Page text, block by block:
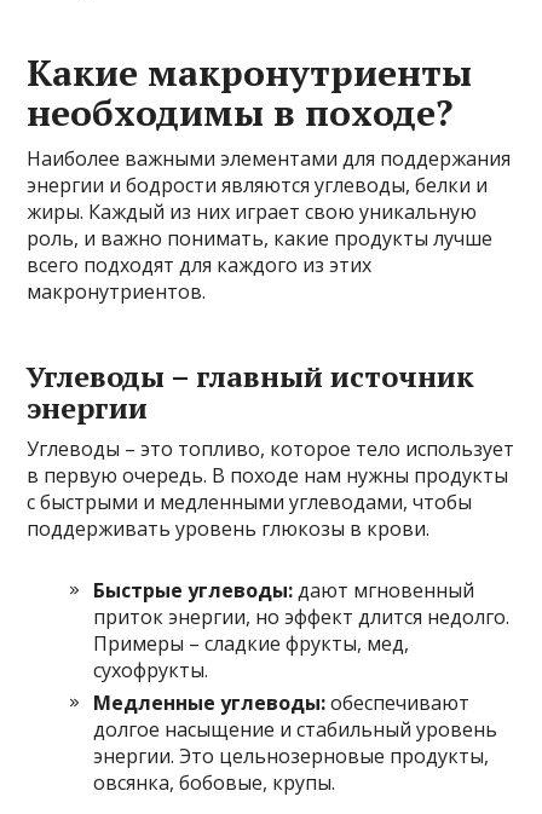
Какие макронутриенты
необходимы в походе?
Наиболее важными элементами для поддержания
энергии и бодрости являются углеводы, белки и
жиры. Каждый из них играет свою уникальную
роль, и важно понимать, какие продукты лучше
всего подходят для каждого из этих
макронутриентов.
Углеводы – главный источник
энергии
Углеводы – это топливо, которое тело использует
в первую очередь. В походе нам нужны продукты
с быстрыми и медленными углеводами, чтобы
поддерживать уровень глюкозы в крови.
Быстрые углеводы:дают мгновенный
приток энергии, но эффект длится недолго.
Примеры – сладкие фрукты, мед,
сухофрукты.
Медленные углеводы:обеспечивают
долгое насыщение и стабильный уровень
энергии. Это цельнозерновые продукты,
овсянка, бобовые, крупы.